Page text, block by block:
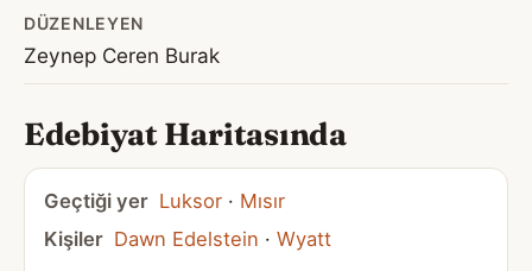
DÜZENLEYEN
Zeynep Ceren Burak
Edebiyat Haritasında
Geçtiği yer Luksor · Mısır
Kişiler Dawn Edelstein · Wyatt